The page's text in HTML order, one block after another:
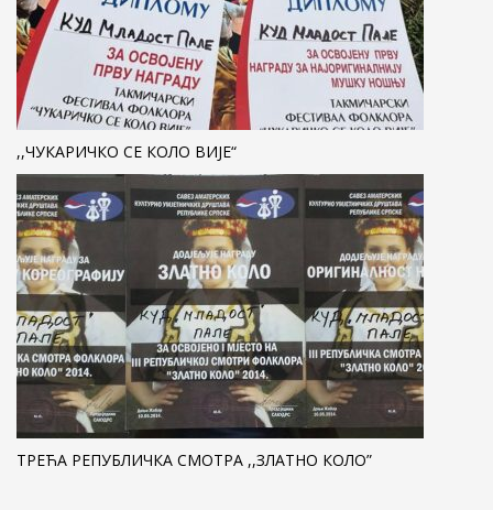
,,ЧУКАРИЧКО СЕ КОЛО ВИЈЕ“
ТРЕЋА РЕПУБЛИЧКА СМОТРА ,,ЗЛАТНО КОЛО”